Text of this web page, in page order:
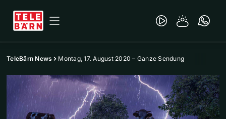
TeleBärn News Montag, 17. August 2020 – Ganze Sendung